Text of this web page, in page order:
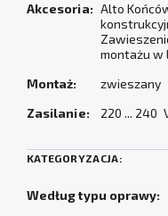
Akcesoria: Alto
montażu w
Montaż:
zwieszany
Zasilanie:
220 ... 240
KATEGORYZACJA:
Według typu oprawy: